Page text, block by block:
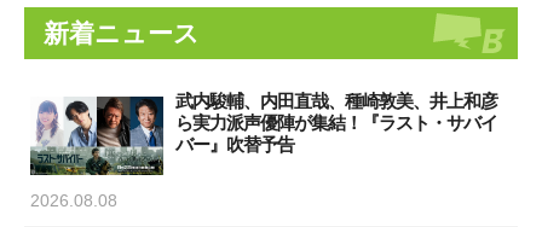
新着ニュース
武内駿輔、内田直哉、種崎敦美、井上和彦
ら実力派声優陣が集結！『ラスト・サバイ
バー』吹替予告
2026.08.08